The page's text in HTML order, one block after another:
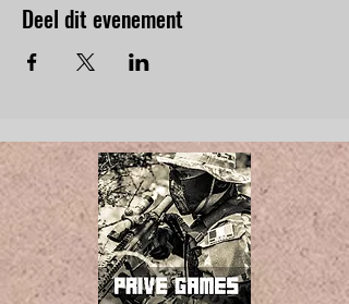
Deel dit evenement